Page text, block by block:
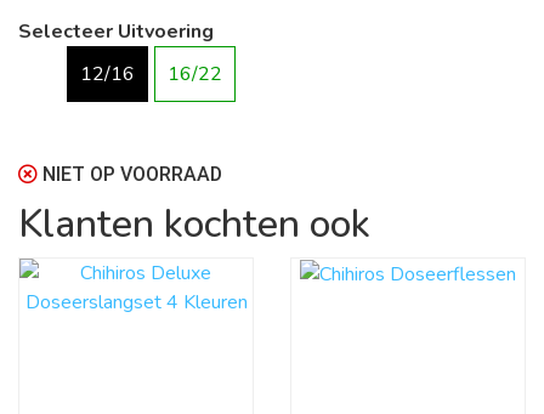
Selecteer Uitvoering
12/16
16/22
NIET OP VOORRAAD
Klanten kochten ook